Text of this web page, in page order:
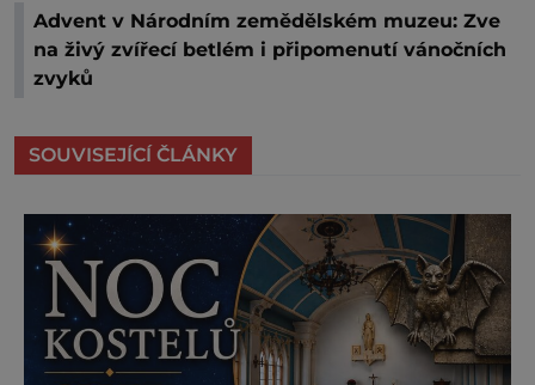
Advent v Národním zemědělském muzeu: Zve
na živý zvířecí betlém i připomenutí vánočních
zvyků
SOUVISEJÍCÍ ČLÁNKY